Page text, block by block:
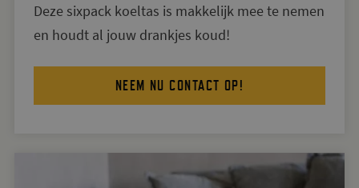
Deze sixpack koeltas is makkelijk mee te nemen
en houdt al jouw drankjes koud!
NEEM NU CONTACT OP!